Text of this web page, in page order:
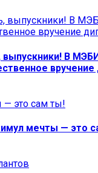
выпускники! В
мечты — это